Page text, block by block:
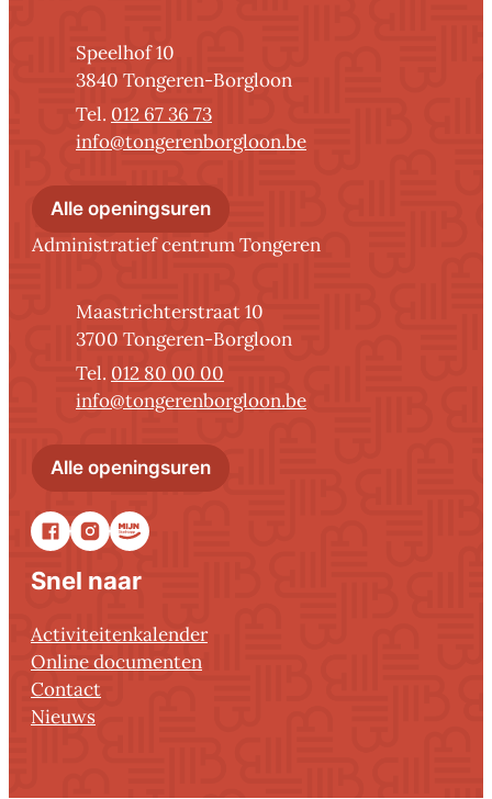
AdresSpeelhof 10
,3840 Tongeren-Borgloon
012 67 36 73
E-mailinfo@tongerenborgloon.be
Alle openingsurenAdministratief centrum
Administratief centrum Tongeren
AdresMaastrichterstraat 10
,3700 Tongeren-Borgloon
012 80 00 00
E-mailinfo@tongerenborgloon.be
Alle openingsurenAdministratief centrum
Snel naar
Activiteitenkalender
Online documenten
Contact
Nieuws
Facebook
InstagramStadsapp